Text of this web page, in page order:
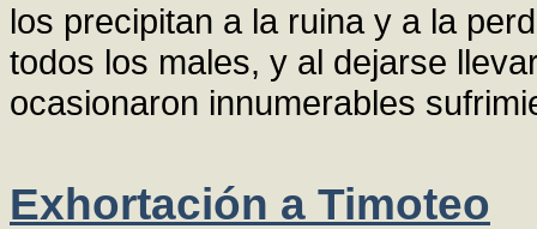
los precipitan a la ruina y a la
todos los males, y al dejarse
ocasionaron innumerables
Exhortación a Timoteo